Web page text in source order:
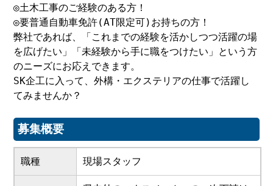
◎土木工事のご経験のある方！
◎要普通自動車免許(AT限定可)お持ちの方！
弊社であれば、「これまでの経験を活かしつつ活躍の場
を広げたい」「未経験から手に職をつけたい」という方
のニーズにお応えできます。
SK企工に入って、外構・エクステリアの仕事で活躍し
てみませんか？
募集概要
職種 現場スタッフ